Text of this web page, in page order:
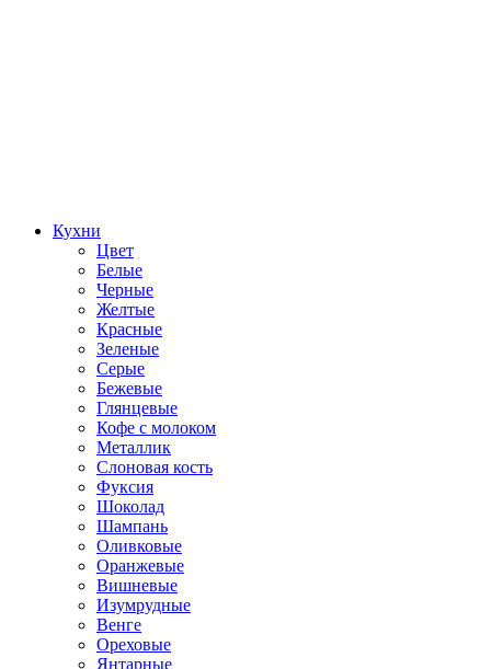
Кухни
Цвет
Белые
Черные
Желтые
Красные
Зеленые
Серые
Бежевые
Глянцевые
Кофе с молоком
Металлик
Слоновая кость
Фуксия
Шоколад
Шампань
Оливковые
Оранжевые
Вишневые
Изумрудные
Венге
Ореховые
Янтарные